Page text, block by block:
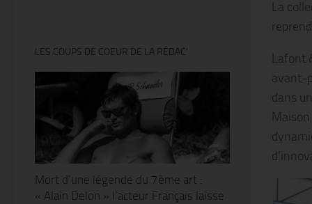
La
Lafont
avant-
dans
LES COUPS DE COEUR DE LA RÉDAC’
Mort d’une légende du 7ème art :
« Alain Delon » l’acteur Français laisse